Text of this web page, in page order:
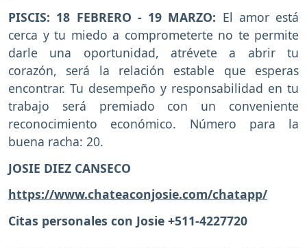
PISCIS: 18 FEBRERO - 19 MARZO: El amor está
cerca y tu miedo a comprometerte no te permite
darle una oportunidad, atrévete a abrir tu
corazón, será la relación estable que esperas
encontrar. Tu desempeño y responsabilidad en tu
trabajo será premiado con un conveniente
reconocimiento económico. Número para la
buena racha: 20.
JOSIE DIEZ CANSECO
https://www.chateaconjosie.com/chatapp/
Citas personales con Josie +511-4227720